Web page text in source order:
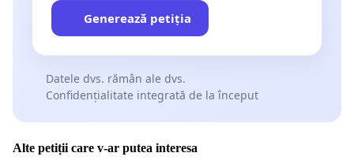
Generează petiția
Datele dvs. rămân ale dvs.
Confidențialitate integrată de la început
Alte petiții care v-ar putea interesa